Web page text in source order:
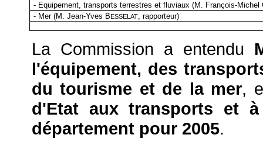
- Equipement, transports terrestres et fluviaux (M. François-Michel
- Mer (M. Jean-Yves B ESSELAT, rapporteur)
La Commission a entendu
l'équipement, des
du tourisme et de la mer,
d'Etat aux transports et
département pour 2005.